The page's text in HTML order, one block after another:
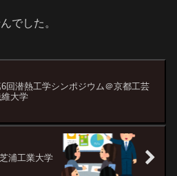
でした。
6回潜熱工学シンポジウム＠京都工芸
維大学
浦工業大学